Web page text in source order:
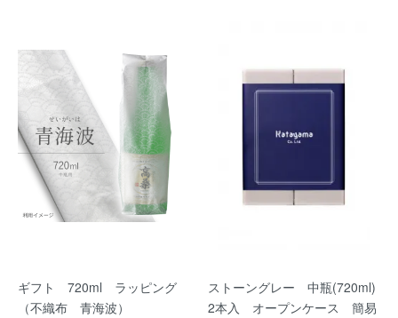
ギフト 720ml ラッピング
（不織布 青海波）
ストーングレー 中瓶(720ml)
2本入 オープンケース 簡易